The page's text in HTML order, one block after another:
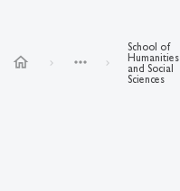
home more_horiz
School of
Humanities
and Social
Sciences